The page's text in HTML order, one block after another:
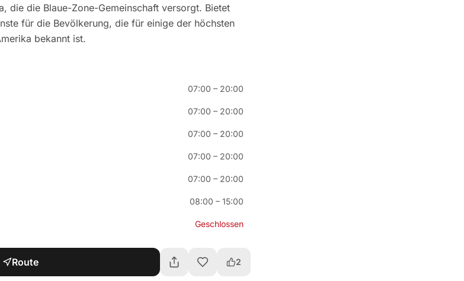
die die Blaue-Zone-Gemeinschaft versorgt. Bietet
für die Bevölkerung, die für einige der höchsten
bekannt ist.
07:00 – 20:00
07:00 – 20:00
07:00 – 20:00
07:00 – 20:00
07:00 – 20:00
08:00 – 15:00
Geschlossen
Route 2